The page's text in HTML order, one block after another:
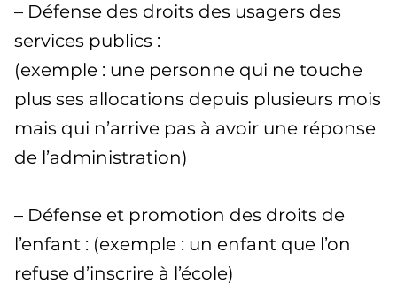
– Défense des droits des usagers des
services publics :
(exemple : une personne qui ne touche
plus ses allocations depuis plusieurs mois
mais qui n’arrive pas à avoir une réponse
de l’administration)
– Défense et promotion des droits de
l’enfant : (exemple : un enfant que l’on
refuse d’inscrire à l’école)